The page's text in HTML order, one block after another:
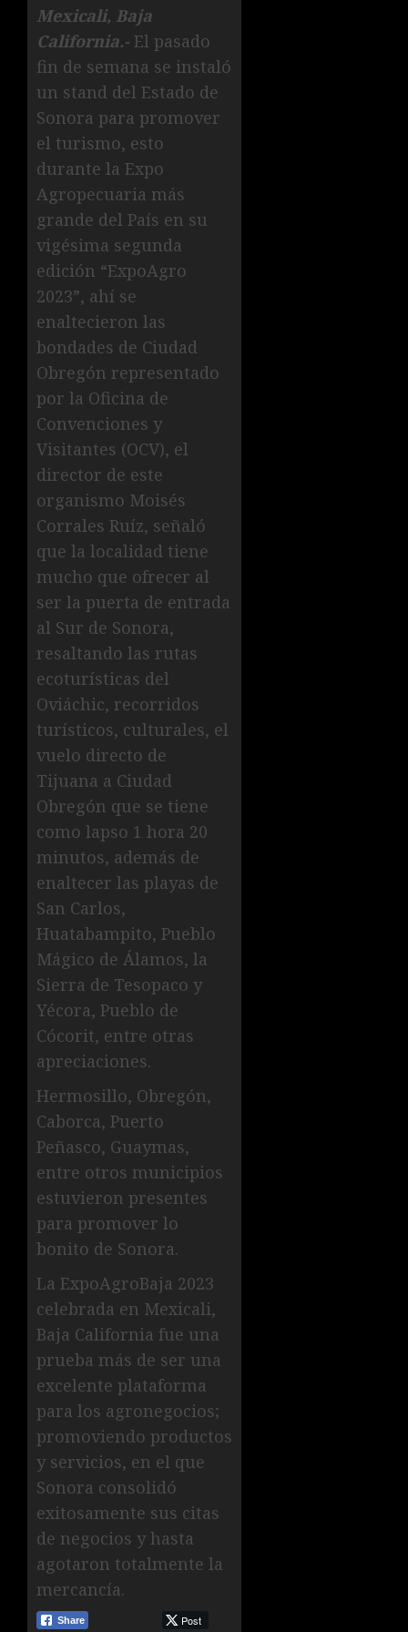
Mexicali, Baja
California.- El pasado
fin de semana se instaló
un stand del Estado de
Sonora para promover
el turismo, esto
durante la Expo
Agropecuaria más
grande del País en su
vigésima segunda
edición “ExpoAgro
2023”, ahí se
enaltecieron las
bondades de Ciudad
Obregón representado
por la Oficina de
Convenciones y
Visitantes (OCV), el
director de este
organismo Moisés
Corrales Ruíz, señaló
que la localidad tiene
mucho que ofrecer al
ser la puerta de entrada
al Sur de Sonora,
resaltando las rutas
ecoturísticas del
Oviáchic, recorridos
turísticos, culturales, el
vuelo directo de
Tijuana a Ciudad
Obregón que se tiene
como lapso 1 hora 20
minutos, además de
enaltecer las playas de
San Carlos,
Huatabampito, Pueblo
Mágico de Álamos, la
Sierra de Tesopaco y
Yécora, Pueblo de
Cócorit, entre otras
apreciaciones.
Hermosillo, Obregón,
Caborca, Puerto
Peñasco, Guaymas,
entre otros municipios
estuvieron presentes
para promover lo
bonito de Sonora.
La ExpoAgroBaja 2023
celebrada en Mexicali,
Baja California fue una
prueba más de ser una
excelente plataforma
para los agronegocios;
promoviendo productos
y servicios, en el que
Sonora consolidó
exitosamente sus citas
de negocios y hasta
agotaron totalmente la
mercancía.
Share Post